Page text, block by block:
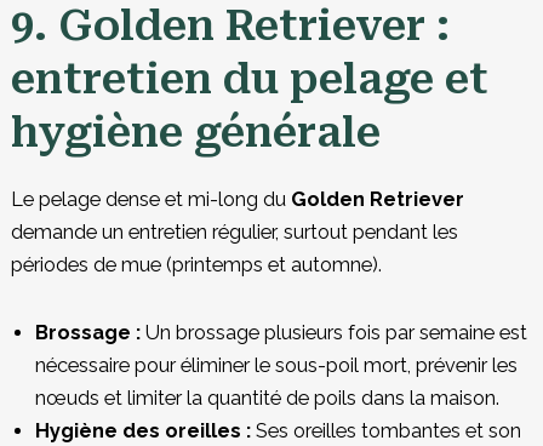
9. Golden Retriever :
entretien du pelage et
hygiène générale
Le pelage dense et mi-long du Golden Retriever
demande un entretien régulier, surtout pendant les
périodes de mue (printemps et automne).
Brossage :Un brossage plusieurs fois par semaine est
nécessaire pour éliminer le sous-poil mort, prévenir les
nœuds et limiter la quantité de poils dans la maison.
Hygiène des oreilles :Ses oreilles tombantes et son